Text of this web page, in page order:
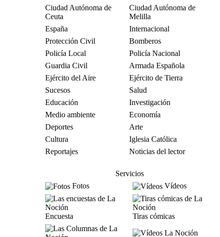
Ciudad Autónoma de
Ceuta
Ciudad Autónoma de
Melilla
España
Internacional
Protección Civil
Bomberos
Policía Local
Policía Nacional
Guardia Civil
Armada Española
Ejército del Aire
Ejército de Tierra
Sucesos
Salud
Educación
Investigación
Medio ambiente
Economía
Deportes
Arte
Cultura
Iglesia Católica
Reportajes
Noticias del lector
Servicios
Fotos
Vídeos
Encuesta Tiras cómicas